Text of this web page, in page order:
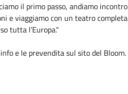
il primo passo, andiamo
e viaggiamo con un teatro
tutta l’Europa."
e le prevendita sul sito del Bloom.